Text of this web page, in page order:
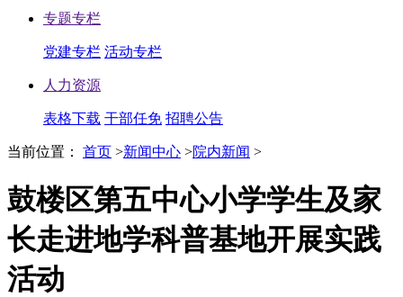
专题专栏
党建专栏 活动专栏
人力资源
表格下载 干部任免 招聘公告
当前位置： 首页 >新闻中心 >院内新闻 >
鼓楼区第五中心小学学生及家
长走进地学科普基地开展实践
活动